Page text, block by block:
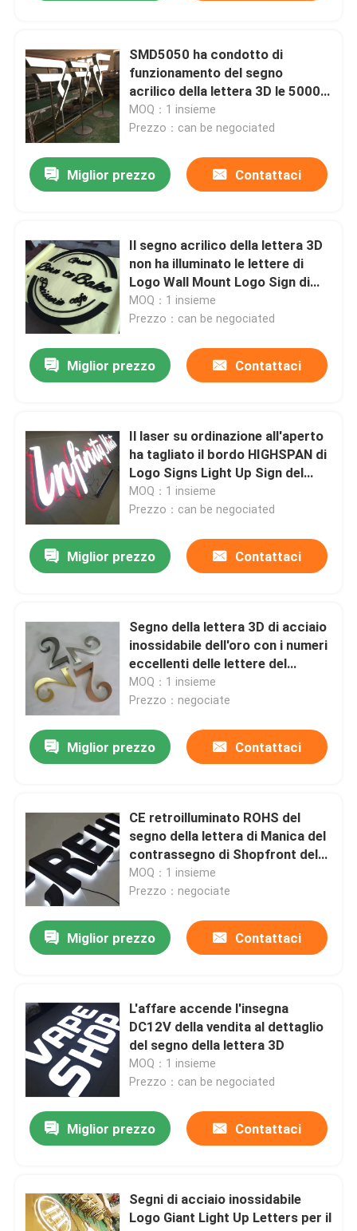
Prodotti
Circa noi
Giro della fabbrica
Contattici
Richieda una citazione
segno della lettera 3d
Segno della lettera di Manica
Segno retroilluminato della lettera
insegna al neon principale
Segno della lettera del metallo
Segno acrilico della lettera
Segno anteriore del deposito
SMD5050 ha condotto di
funzionamento del segno
acrilico della lettera 3D le 50000
ore indipendenti
MOQ：1 insieme
Prezzo：can be negociated
Miglior prezzo Contattaci
Il segno acrilico della lettera 3D
non ha illuminato le lettere di
Logo Wall Mount Logo Sign di
affari
MOQ：1 insieme
Prezzo：can be negociated
Miglior prezzo Contattaci
Il laser su ordinazione all'aperto
ha tagliato il bordo HIGHSPAN di
Logo Signs Light Up Sign del
metallo
MOQ：1 insieme
Prezzo：can be negociated
Miglior prezzo Contattaci
Segno della lettera 3D di acciaio
inossidabile dell'oro con i numeri
eccellenti delle lettere del
metallo di rivestimenti
MOQ：1 insieme
Prezzo：negociate
Miglior prezzo Contattaci
CE retroilluminato ROHS del
segno della lettera di Manica del
contrassegno di Shopfront del
metallo di accensione bianca
MOQ：1 insieme
Prezzo：negociate
Miglior prezzo Contattaci
L'affare accende l'insegna
DC12V della vendita al dettaglio
del segno della lettera 3D
MOQ：1 insieme
Prezzo：can be negociated
Miglior prezzo Contattaci
Segni di acciaio inossidabile
Logo Giant Light Up Letters per il